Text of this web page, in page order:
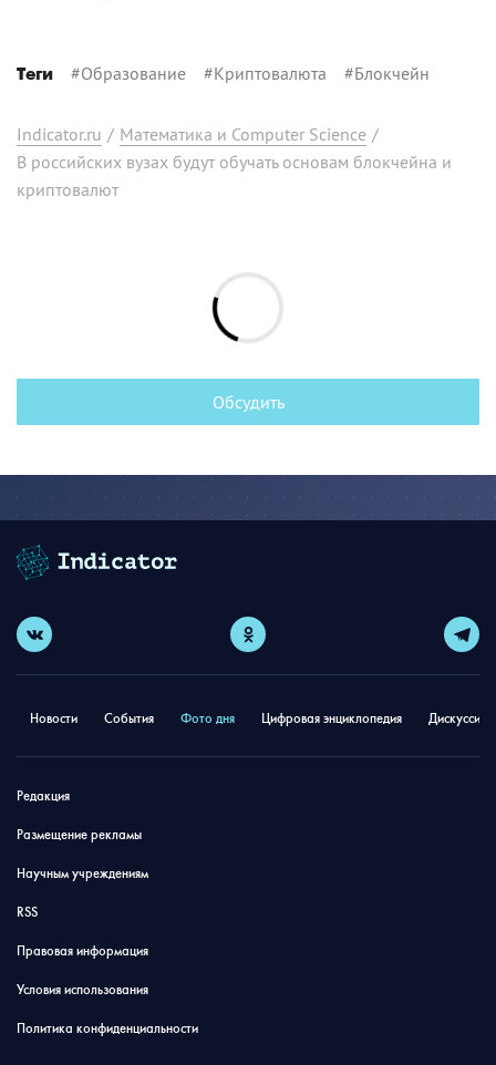
Теги #Образование #Криптовалюта #Блокчейн
Indicator.ru / Математика и Computer Science /
В российских вузах будут обучать основам блокчейна и
криптовалют
Обсудить
Новости События Фото дня Цифровая энциклопедия
Редакция
Размещение рекламы
Научным учреждениям
RSS
Правовая информация
Условия использования
Политика конфиденциальности